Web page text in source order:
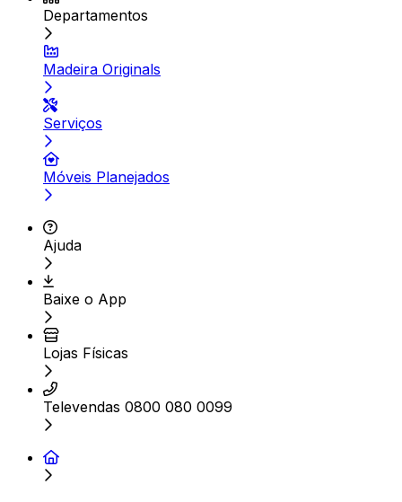
Departamentos
Madeira Originals
Serviços
Móveis Planejados
Ajuda
Baixe o App
Lojas Físicas
Televendas 0800 080 0099